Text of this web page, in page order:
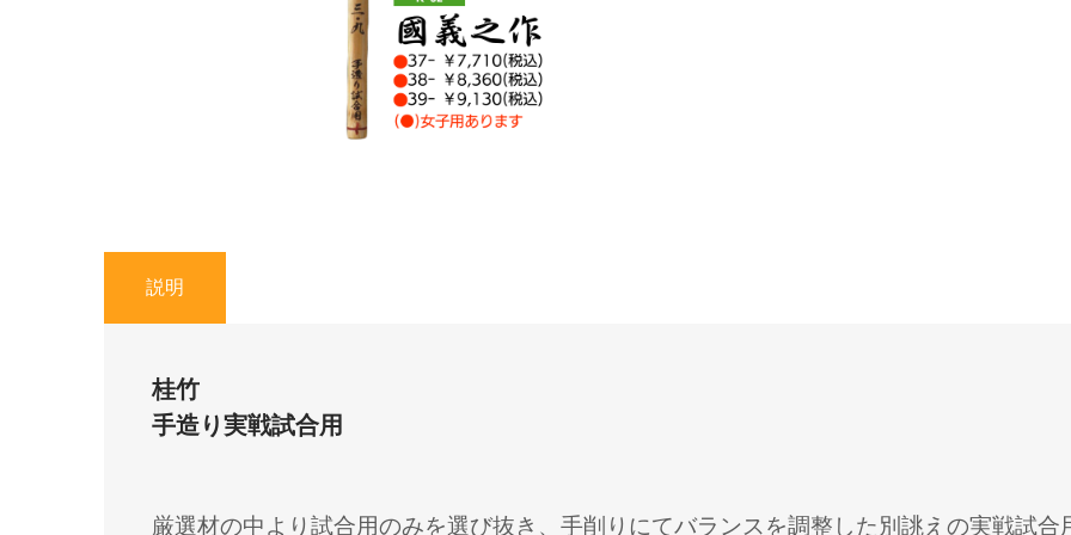
説明
桂竹
手造り実戦試合用
厳選材の中より試合用のみを選び抜き、手削りにてバランスを調整した別誂えの実戦試合